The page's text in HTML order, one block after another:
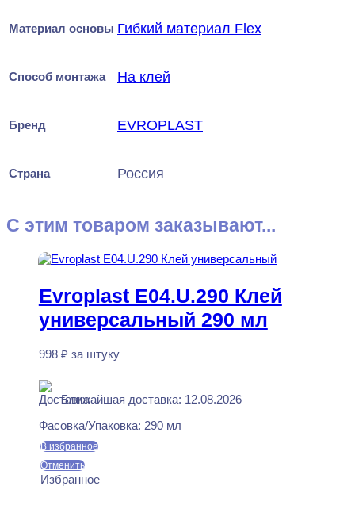
Материал основы Гибкий материал Flex
Способ монтажа На клей
Бренд EVROPLAST
Страна Россия
С этим товаром заказывают...
Evroplast E04.U.290 Клей
универсальный 290 мл
998 ₽ за штуку
Ближайшая доставка: 12.08.2026
Фасовка/Упаковка: 290 мл
В избранное
Отменить
Избранное